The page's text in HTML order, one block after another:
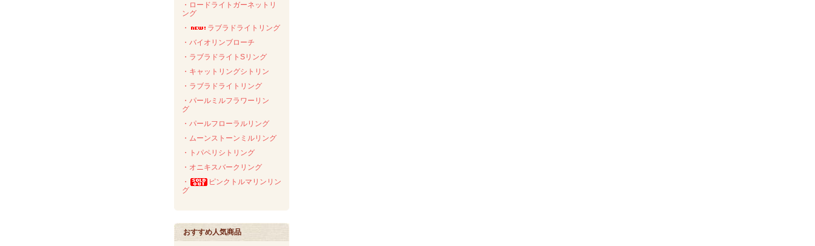
・ロードライトガーネットリ
ング
・
ラブラドライトリング
・バイオリンブローチ
・ラブラドライトSリング
・キャットリングシトリン
・ラブラドライトリング
・パールミルフラワーリン
グ
・パールフローラルリング
・ムーンストーンミルリング
・トパペリシトリング
・オニキスバークリング
・
ピンクトルマリンリン
グ
おすすめ人気商品